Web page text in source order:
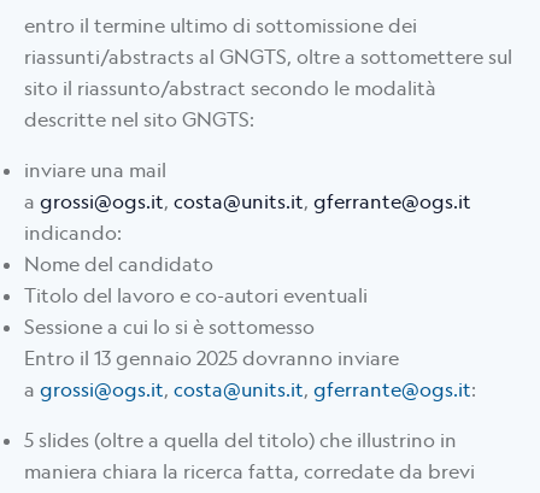
entro il termine ultimo di sottomissione dei
riassunti/abstracts al GNGTS, oltre a sottomettere sul
sito il riassunto/abstract secondo le modalità
descritte nel sito GNGTS:
inviare una mail
a grossi@ogs.it, costa@units.it, gferrante@ogs.it
indicando:
Nome del candidato
Titolo del lavoro e co-autori eventuali
Sessione a cui lo si è sottomesso
Entro il 13 gennaio 2025 dovranno inviare
a grossi@ogs.it, costa@units.it, gferrante@ogs.it:
5 slides (oltre a quella del titolo) che illustrino in
maniera chiara la ricerca fatta, corredate da brevi